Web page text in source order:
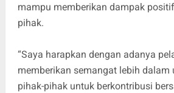
mampu memberikan dampak
pihak.
“Saya harapkan dengan adanya
memberikan semangat lebih dalam
pihak-pihak untuk berkontribusi